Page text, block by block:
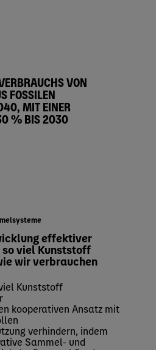
VON
FOSSILEN
MIT EINER
% BIS 2030
effektiver
so viel Kunststoff
wir verbrauchen
Kunststoff
kooperativen Ansatz mit
verhindern, indem
Sammel- und